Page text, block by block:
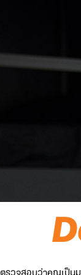
ตรวจสอบว่าคุณเป็น